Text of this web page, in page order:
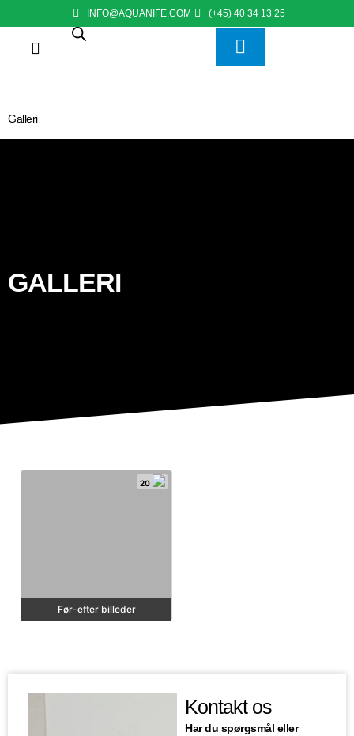
INFO@AQUANIFE.COM (+45) 40 34 13 25
Galleri
GALLERI
Før-efter billeder
20
Kontakt os
Har du spørgsmål eller